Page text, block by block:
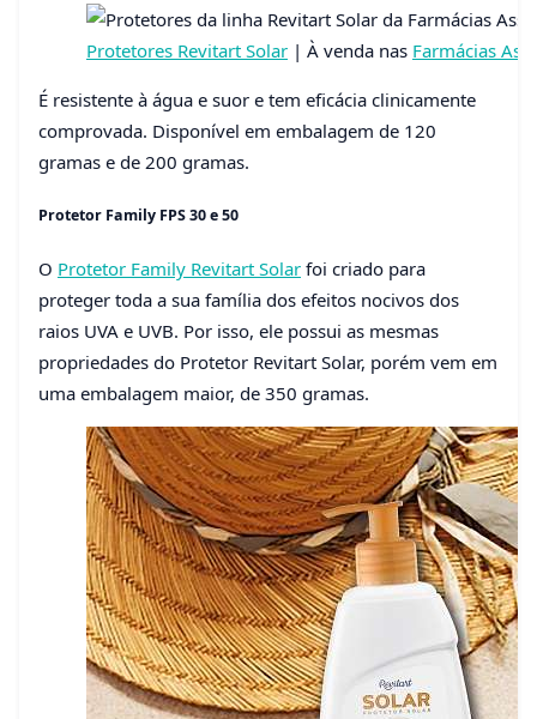
Protetores Revitart Solar | À venda nas Farmácias
É resistente à água e suor e tem eficácia clinicamente
comprovada. Disponível em embalagem de 120
gramas e de 200 gramas.
Protetor Family FPS 30 e 50
O Protetor Family Revitart Solar foi criado para
proteger toda a sua família dos efeitos nocivos dos
raios UVA e UVB. Por isso, ele possui as mesmas
propriedades do Protetor Revitart Solar, porém vem em
uma embalagem maior, de 350 gramas.